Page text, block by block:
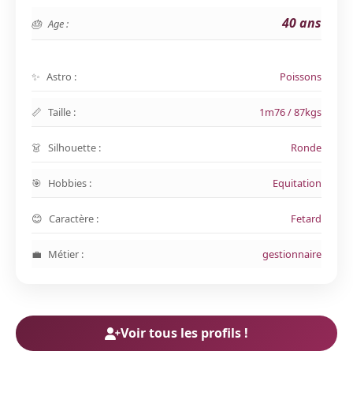
Age : 40 ans
Astro : Poissons
Taille : 1m76 / 87kgs
Silhouette : Ronde
Hobbies : Equitation
Caractère : Fetard
Métier : gestionnaire
Voir tous les profils !